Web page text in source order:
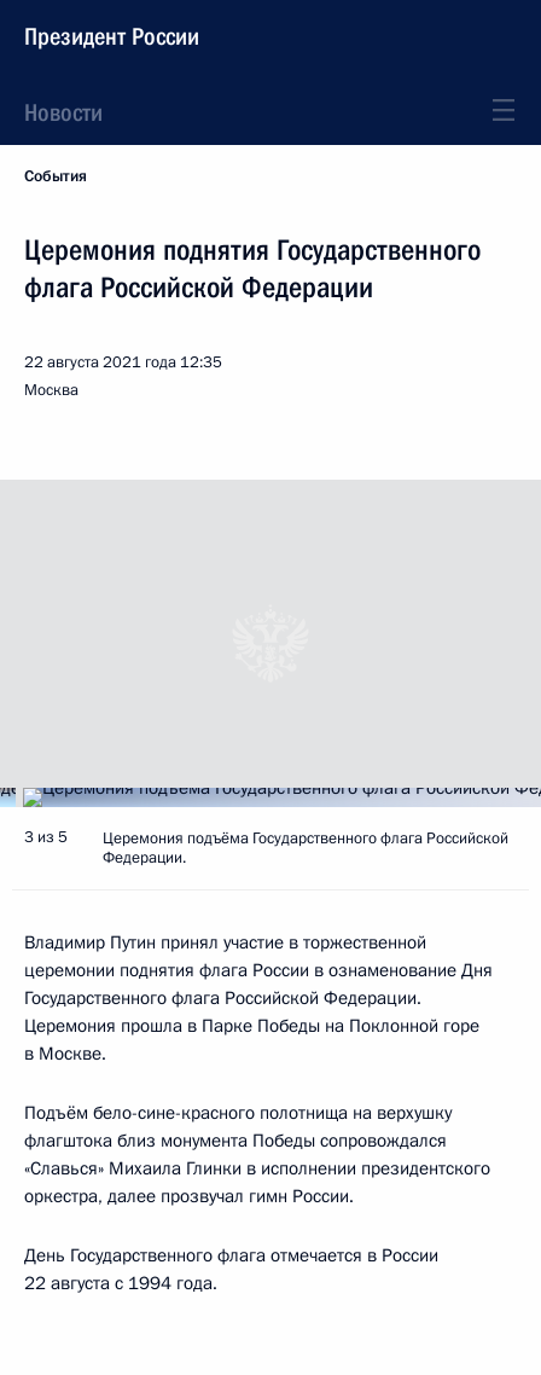
Президент России
Новости
События
Церемония поднятия Государственного
флага Российской Федерации
22 августа 2021 года 12:35
Москва
3 из 5
Церемония подъёма Государственного флага Российской
Федерации.
Владимир Путин принял участие в торжественной
церемонии поднятия флага России в ознаменование Дня
Государственного флага Российской Федерации.
Церемония прошла в Парке Победы на Поклонной горе
в Москве.
Подъём бело-сине-красного полотнища на верхушку
флагштока близ монумента Победы сопровождался
«Славься» Михаила Глинки в исполнении президентского
оркестра, далее прозвучал гимн России.
День Государственного флага отмечается в России
22 августа с 1994 года.